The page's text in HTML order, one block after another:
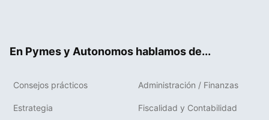
En Pymes y Autonomos hablamos de...
Consejos prácticos Administración / Finanzas
Estrategia Fiscalidad y Contabilidad